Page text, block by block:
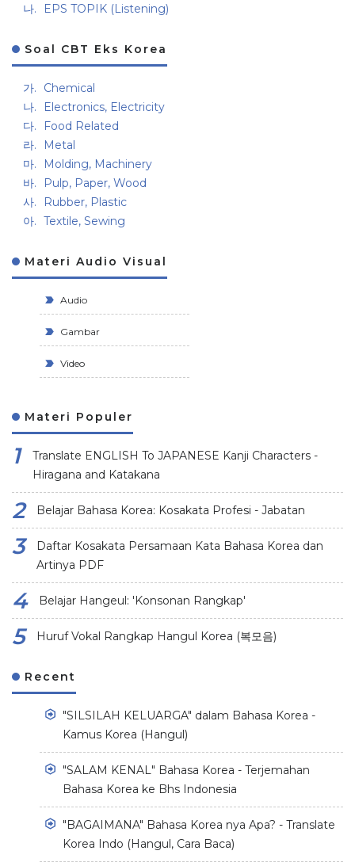
EPS TOPIK (Listening)
Soal CBT Eks Korea
Chemical
Electronics, Electricity
Food Related
Metal
Molding, Machinery
Pulp, Paper, Wood
Rubber, Plastic
Textile, Sewing
Materi Audio Visual
Audio
Gambar
Video
Materi Populer
Translate ENGLISH To JAPANESE Kanji Characters -
Hiragana and Katakana
Belajar Bahasa Korea: Kosakata Profesi - Jabatan
Daftar Kosakata Persamaan Kata Bahasa Korea dan
Artinya PDF
Belajar Hangeul: 'Konsonan Rangkap'
Huruf Vokal Rangkap Hangul Korea (복모음)
Recent
"SILSILAH KELUARGA" dalam Bahasa Korea -
Kamus Korea (Hangul)
"SALAM KENAL" Bahasa Korea - Terjemahan
Bahasa Korea ke Bhs Indonesia
"BAGAIMANA" Bahasa Korea nya Apa? - Translate
Korea Indo (Hangul, Cara Baca)